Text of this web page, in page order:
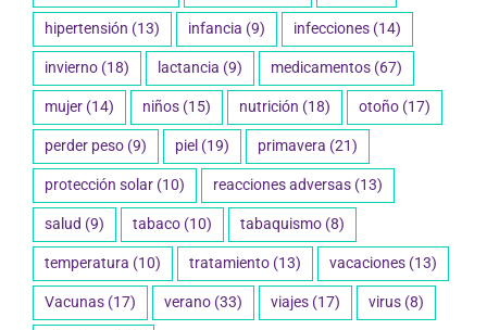
hipertensión (13) infancia (9) infecciones (14)
invierno (18) lactancia (9) medicamentos (67)
mujer (14) niños (15) nutrición (18) otoño (17)
perder peso (9) piel (19) primavera (21)
protección solar (10) reacciones adversas (13)
salud (9) tabaco (10) tabaquismo (8)
temperatura (10) tratamiento (13) vacaciones (13)
Vacunas (17) verano (33) viajes (17) virus (8)